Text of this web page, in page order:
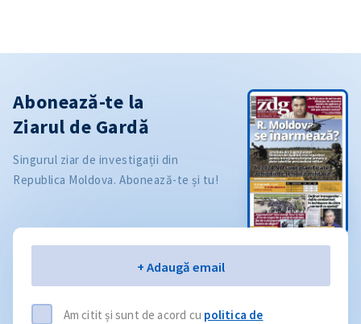
Abonează-te la
Ziarul de Gardă
Singurul ziar de investigații din
Republica Moldova. Abonează-te și tu!
+ Adaugă email
Am citit și sunt de acord cu politica de